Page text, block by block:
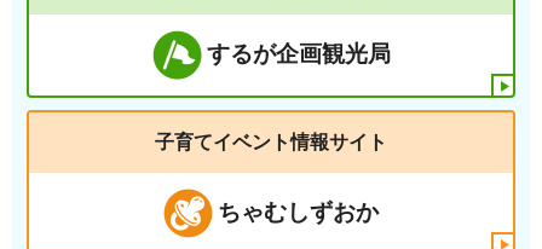
するが企画観光局
子育てイベント情報サイト
ちゃむしずおか